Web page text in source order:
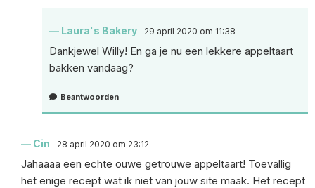
Laura's Bakery 29 april 2020 om 11:38
Dankjewel Willy! En ga je nu een lekkere appeltaart
bakken vandaag?
Beantwoorden
Cin 28 april 2020 om 23:12
Jahaaaa een echte ouwe getrouwe appeltaart! Toevallig
het enige recept wat ik niet van jouw site maak. Het recept